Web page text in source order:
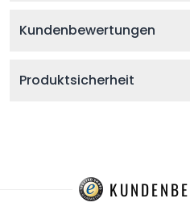
Kundenbewertungen
Produktsicherheit